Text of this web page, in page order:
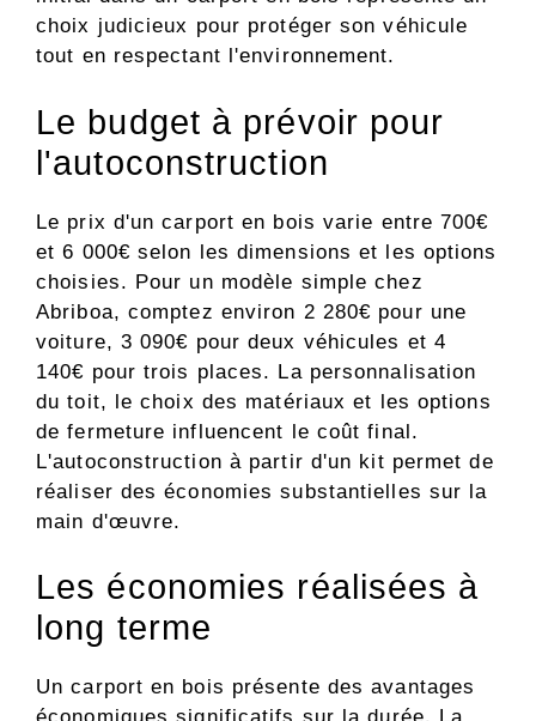
choix judicieux pour protéger son véhicule
tout en respectant l'environnement.
Le budget à prévoir pour
l'autoconstruction
Le prix d'un carport en bois varie entre 700€
et 6 000€ selon les dimensions et les options
choisies. Pour un modèle simple chez
Abriboa, comptez environ 2 280€ pour une
voiture, 3 090€ pour deux véhicules et 4
140€ pour trois places. La personnalisation
du toit, le choix des matériaux et les options
de fermeture influencent le coût final.
L'autoconstruction à partir d'un kit permet de
réaliser des économies substantielles sur la
main d'œuvre.
Les économies réalisées à
long terme
Un carport en bois présente des avantages